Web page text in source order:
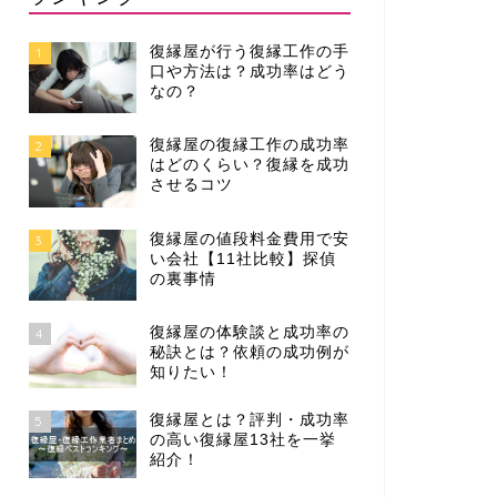
1
復縁屋が行う復縁工作の手
口や方法は？成功率はどう
なの？
2
復縁屋の復縁工作の成功率
はどのくらい？復縁を成功
させるコツ
3
復縁屋の値段料金費用で安
い会社【11社比較】探偵
の裏事情
4
復縁屋の体験談と成功率の
秘訣とは？依頼の成功例が
知りたい！
5
復縁屋とは？評判・成功率
の高い復縁屋13社を一挙
紹介！